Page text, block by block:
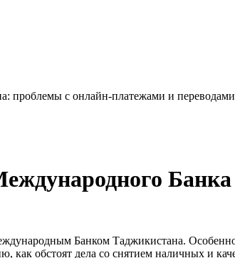
проблемы с онлайн-платежами и переводами
Банком Таджикистана. Особенно
обстоят дела со снятием наличных и